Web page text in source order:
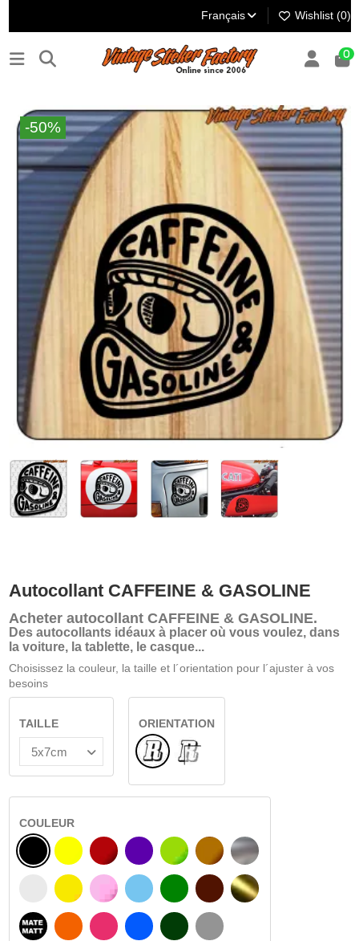
Français Wishlist (0)
0
-50%
Autocollant CAFFEINE & GASOLINE
Acheter autocollant CAFFEINE & GASOLINE.
Des autocollants idéaux à placer où vous voulez, dans
la voiture, la tablette, le casque...
Choisissez la couleur, la taille et l´orientation pour l´ajuster à vos
besoins
TAILLE
ORIENTATION
NormalVERRE INTÉRIEUR
COULEUR
NOIR
BLANC
NOIR MATÉ
JAUNE
JAUNE AMBRE
ORANGE
BOURGOGNE
ROSA
FUCHSIA
VIOLET
BLEU CLAIR
BLAU
VERT CLAIR
VERT
VERT FONCÉ
NOISETTE
BRUN FONCÉ
GRIS CLAIR
ARGENT
OR